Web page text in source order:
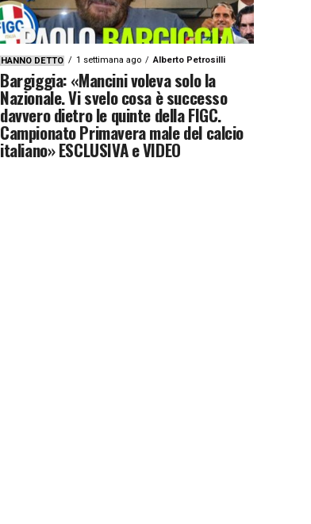
HANNO DETTO 1 settimana ago Alberto Petrosilli
Bargiggia: «Mancini voleva solo la
Nazionale. Vi svelo cosa è successo
davvero dietro le quinte della FIGC.
Campionato Primavera male del calcio
italiano» ESCLUSIVA e VIDEO